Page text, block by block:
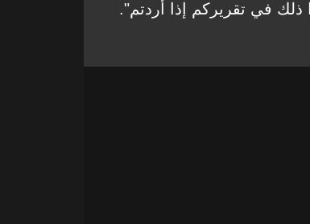
ذلك في تقريركم إذا أردتم".